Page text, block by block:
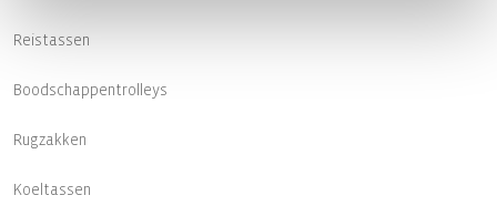
Reistassen
Boodschappentrolleys
Rugzakken
Koeltassen